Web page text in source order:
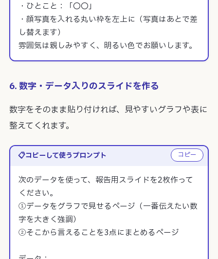
・ひとこと：「〇〇」
・顔写真を入れる丸い枠を左上に（写真はあとで差
し替えます）
雰囲気は親しみやすく、明るい色でお願いします。
6. 数字・データ入りのスライドを作る
数字をそのまま貼り付ければ、見やすいグラフや表に
整えてくれます。
コピーして使うプロンプト
次のデータを使って、報告用スライドを2枚作って
ください。
①データをグラフで見せるページ（一番伝えたい数
字を大きく強調）
②そこから言えることを3点にまとめるページ
コピー